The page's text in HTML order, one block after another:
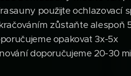
použijte ochlazovací
zůstaňte alespoň
opakovat 3x-5x
doporučujeme 20-30